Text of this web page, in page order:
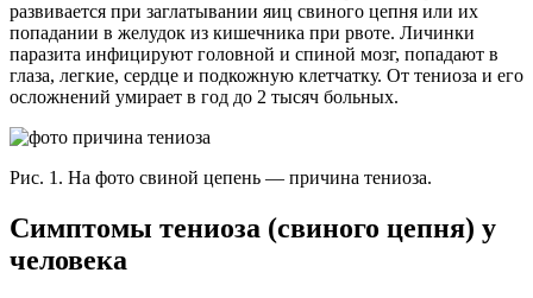
развивается при заглатывании яиц свиного цепня или их
попадании в желудок из кишечника при рвоте. Личинки
паразита инфицируют головной и спиной мозг, попадают в
глаза, легкие, сердце и подкожную клетчатку. От тениоза и его
осложнений умирает в год до 2 тысяч больных.
Рис. 1. На фото свиной цепень — причина тениоза.
Симптомы тениоза (свиного цепня) у
человека